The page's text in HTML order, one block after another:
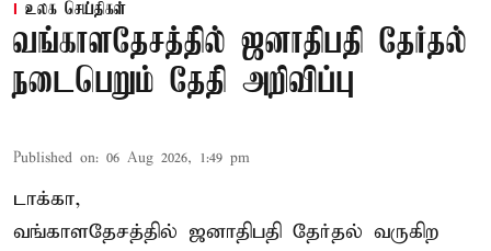
உலக செய்திகள்
வங்காளதேசத்தில் ஜனாதிபதி தேர்தல்
நடைபெறும் தேதி அறிவிப்பு
Published on: 06 Aug 2026, 1:49 pm
டாக்கா,
வங்காளதேசத்தில் ஜனாதிபதி தேர்தல் வருகிற